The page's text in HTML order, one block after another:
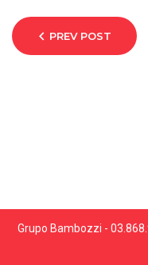
PREV POST
Grupo Bambozzi -